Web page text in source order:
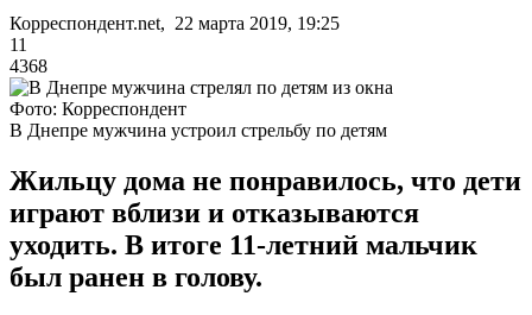
Корреспондент.net, 22 марта 2019, 19:25
11
4368
Фото: Корреспондент
В Днепре мужчина устроил стрельбу по детям
Жильцу дома не понравилось, что дети
играют вблизи и отказываются
уходить. В итоге 11-летний мальчик
был ранен в голову.